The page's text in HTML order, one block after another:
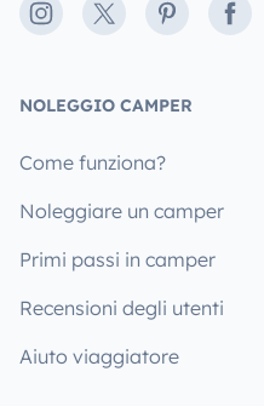
Instagram
X Pinterest
NOLEGGIO CAMPER
Come funziona?
Noleggiare un camper
Primi passi in camper
Recensioni degli utenti
Aiuto viaggiatore